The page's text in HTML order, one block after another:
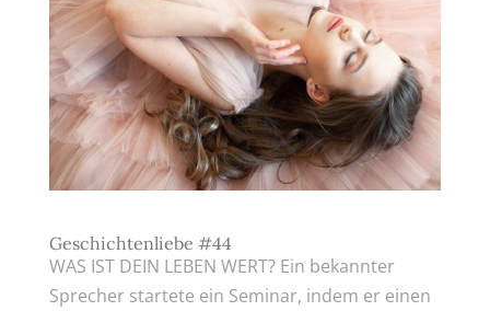
Geschichtenliebe #44
WAS IST DEIN LEBEN WERT? Ein bekannter
Sprecher startete ein Seminar, indem er einen